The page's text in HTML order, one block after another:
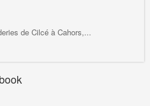
de Cilcé à Cahors,...